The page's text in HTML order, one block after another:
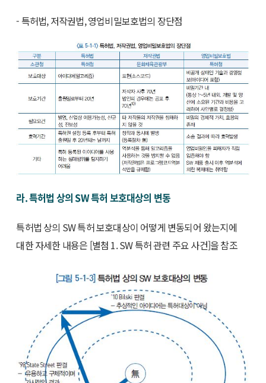
- 특허법, 저작권법, 영업비밀보호법의 장단점
라. 특허법 상의 SW 특허 보호대상의 변동
특허법 상의 SW 특허 보호대상이 어떻게 변동되어 왔는지에
대한 자세한 내용은 [별첨 1. SW 특허 관련 주요 사건]을 참조